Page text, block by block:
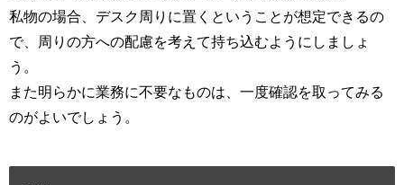
私物の場合、デスク周りに置くということが想定できるの
で、周りの方への配慮を考えて持ち込むようにしましょ
う。
また明らかに業務に不要なものは、一度確認を取ってみる
のがよいでしょう。